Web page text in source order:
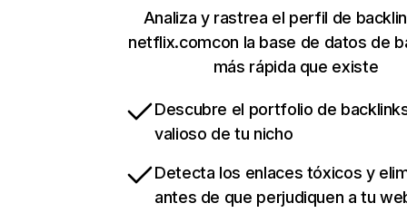
Analiza y rastrea el perfil de
netflix.comcon la base de datos de
más rápida que existe
Descubre el portfolio de
valioso de tu nicho
Detecta los enlaces tóxicos y
antes de que perjudiquen a tu